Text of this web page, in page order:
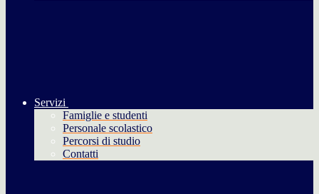
Servizi
Famiglie e studenti
Personale scolastico
Percorsi di studio
Contatti